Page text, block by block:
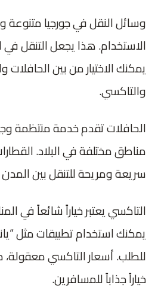
وسائل النقل في جورجيا
الاستخدام. هذا يجعل التنقل في
يمكنك الاختيار من بين الحافلات
والتاكسي.
الحافلات تقدم خدمة منتظمة
مناطق مختلفة في البلاد.
سريعة ومريحة للتنقل بين
التاكسي يعتبر خياراً شائعاً في
يمكنك استخدام تطبيقات مثل
للطلب. أسعار التاكسي معقولة،
خياراً جذاباً للمسافرين.